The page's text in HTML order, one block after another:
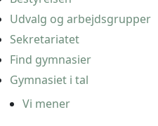
Udvalg og arbejdsgrupper
Sekretariatet
Find gymnasier
Gymnasiet i tal
Vi mener